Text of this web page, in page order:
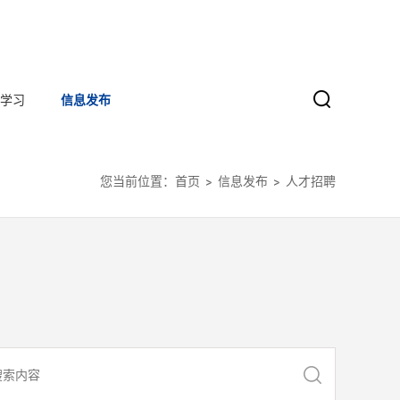
习 信息发布
您当前位置： 首页 信息发布 人才招聘